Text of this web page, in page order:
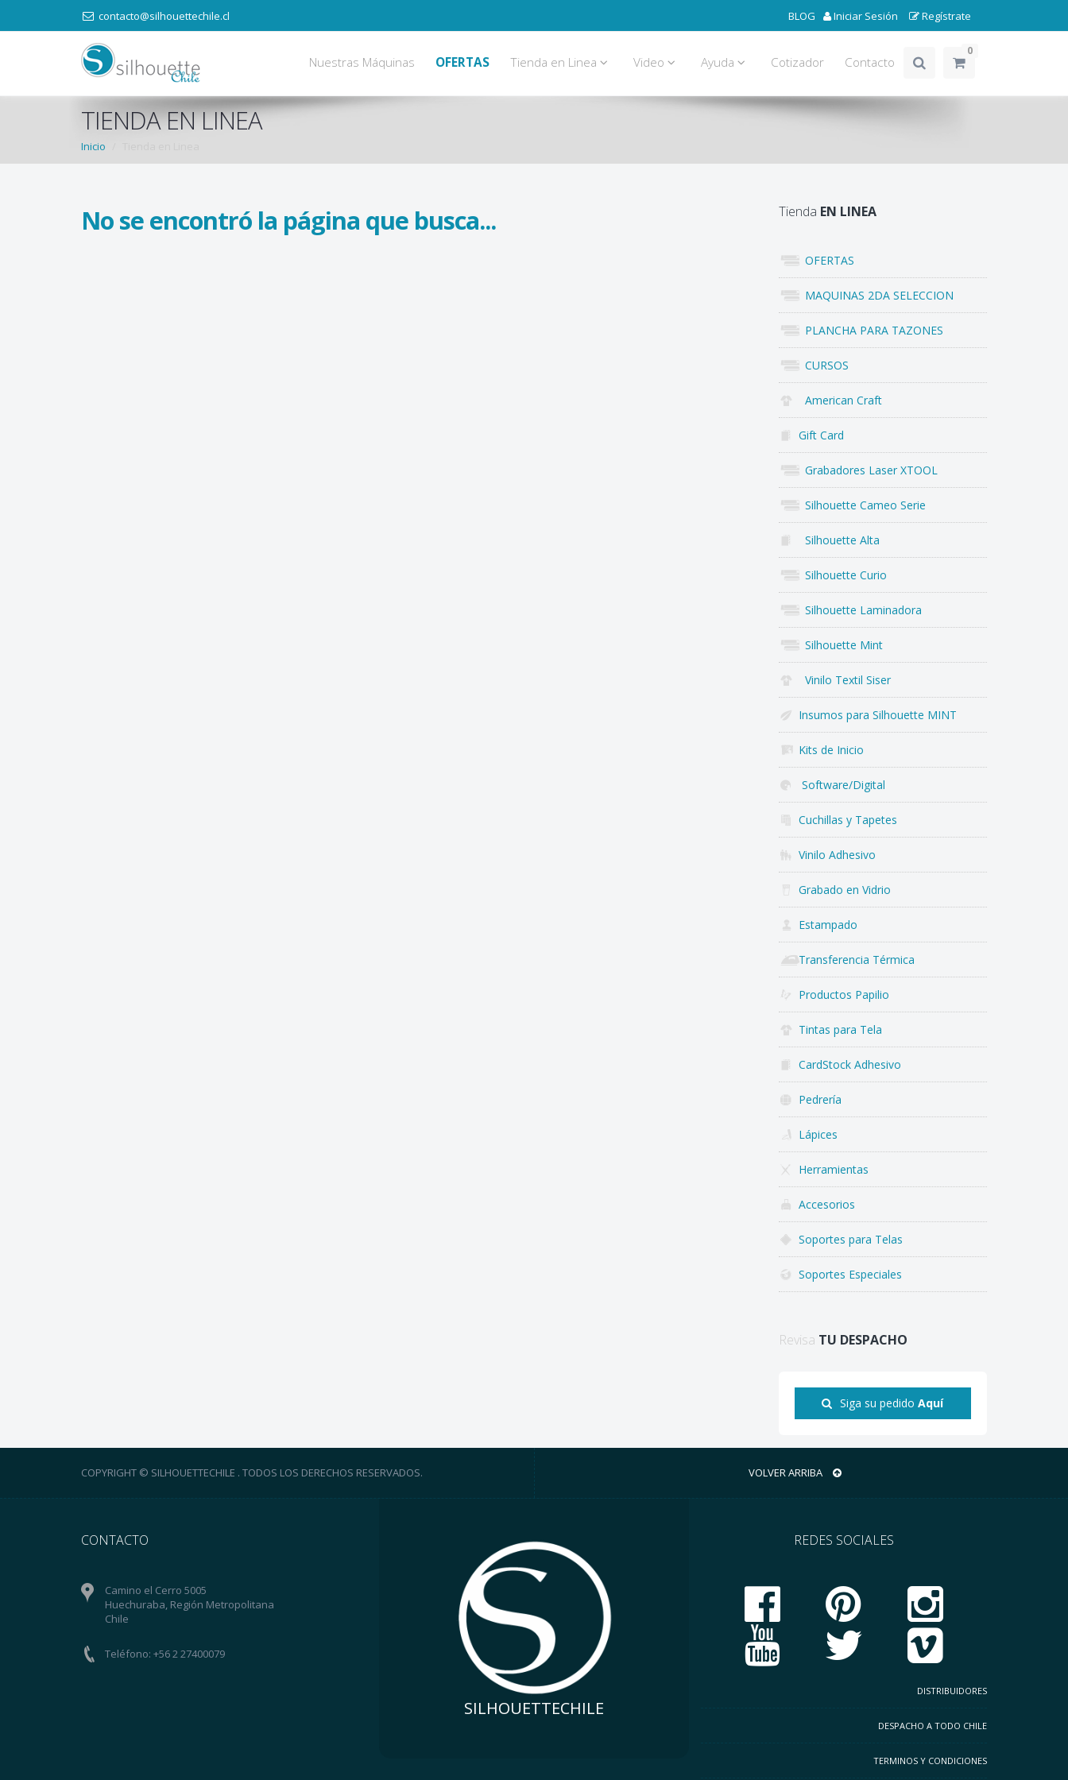
contacto@silhouettechile.cl Iniciar Sesión Regístrate
BLOG
Nuestras Máquinas OFERTAS Tienda en Linea Video Ayuda Cotizador Contacto
0
TIENDA EN LINEA
Inicio
No se encontró la página que busca... Tienda EN LINEA
OFERTAS
MAQUINAS 2DA SELECCION
PLANCHA PARA TAZONES
CURSOS
American Craft
Gift Card
Grabadores Laser XTOOL
Silhouette Cameo Serie
Silhouette Alta
Silhouette Curio
Silhouette Laminadora
Silhouette Mint
Vinilo Textil Siser
Insumos para Silhouette MINT
Kits de Inicio
Software/Digital
Cuchillas y Tapetes
Vinilo Adhesivo
Grabado en Vidrio
Estampado
Transferencia Térmica
Productos Papilio
Tintas para Tela
CardStock Adhesivo
Pedrería
Lápices
Herramientas
Accesorios
Soportes para Telas
Soportes Especiales
Revisa TU DESPACHO
Siga su pedidoAquí
COPYRIGHT © SILHOUETTECHILE . TODOS LOS DERECHOS RESERVADOS. VOLVER ARRIBA
CONTACTO
Camino el Cerro 5005
Huechuraba, Región Metropolitana
Chile
Teléfono: +56 2 27400079
SILHOUETTECHILE
REDES SOCIALES
DISTRIBUIDORES
DESPACHO A TODO CHILE
TERMINOS Y CONDICIONES